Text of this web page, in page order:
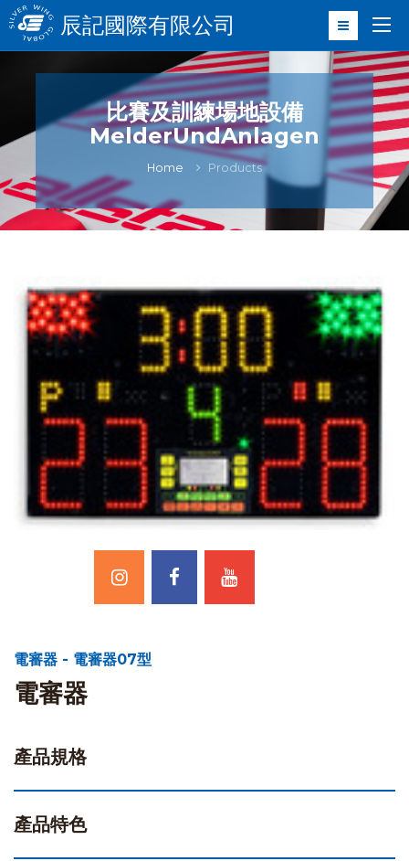
辰記國際有限公司
比賽及訓練場地設備
MelderUndAnlagen
Home Products
電審器 - 電審器07型
電審器
產品規格
產品特色